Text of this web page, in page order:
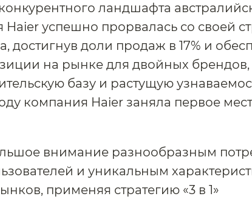
ландшафта
успешно прорвалась со своей
достигнув доли продаж в 17% и
на рынке для двойных брендов,
базу и растущую
компания Haier заняла первое
внимание разнообразным
и уникальным
применяя стратегию «3 в 1»